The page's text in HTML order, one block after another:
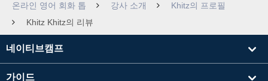
온라인 영어 회화 톱 강사 소개
Khitz의 프로필
Khitz Khitz의 리뷰
네이티브캠프
가이드